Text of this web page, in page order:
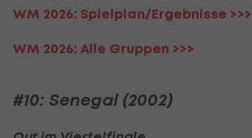
WM 2026: Spielplan/Ergebnisse >>>
WM 2026: Alle Gruppen >>>
#10: Senegal (2002)